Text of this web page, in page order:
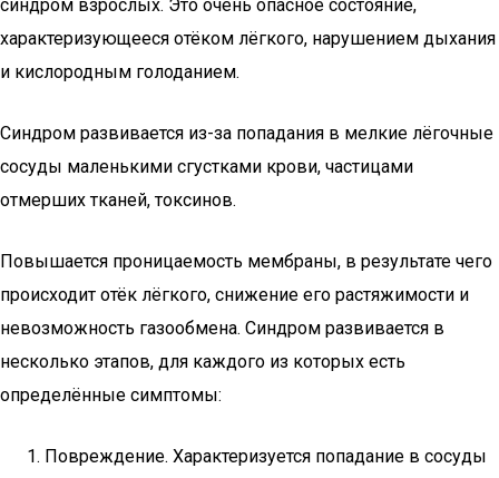
синдром взрослых. Это очень опасное состояние,
характеризующееся отёком лёгкого, нарушением дыхания
и кислородным голоданием.
Синдром развивается из-за попадания в мелкие лёгочные
сосуды маленькими сгустками крови, частицами
отмерших тканей, токсинов.
Повышается проницаемость мембраны, в результате чего
происходит отёк лёгкого, снижение его растяжимости и
невозможность газообмена. Синдром развивается в
несколько этапов, для каждого из которых есть
определённые симптомы:
Повреждение. Характеризуется попадание в сосуды